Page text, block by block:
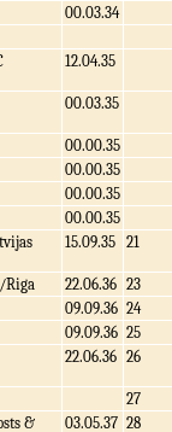
00.03.34
12.04.35
00.03.35
00.00.35
00.00.35
00.00.35
00.00.35
15.09.35 21
Riga 22.06.36 23
09.09.36 24
09.09.36 25
22.06.36 26
27
&
03.05.37 28